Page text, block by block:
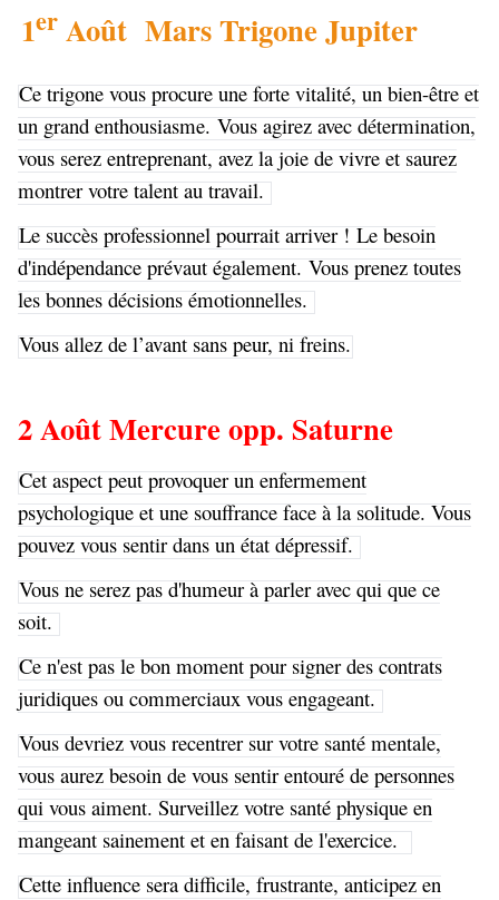
1er Août Mars Trigone Jupiter
Ce trigone vous procure une forte vitalité, un bien-être et
un grand enthousiasme. Vous agirez avec détermination,
vous serez entreprenant, avez la joie de vivre et saurez
montrer votre talent au travail.
Le succès professionnel pourrait arriver ! Le besoin
d'indépendance prévaut également. Vous prenez toutes
les bonnes décisions émotionnelles.
Vous allez de l’avant sans peur, ni freins.
2 Août Mercure opp. Saturne
Cet aspect peut provoquer un enfermement
psychologique et une souffrance face à la solitude. Vous
pouvez vous sentir dans un état dépressif.
Vous ne serez pas d'humeur à parler avec qui que ce
soit.
Ce n'est pas le bon moment pour signer des contrats
juridiques ou commerciaux vous engageant.
Vous devriez vous recentrer sur votre santé mentale,
vous aurez besoin de vous sentir entouré de personnes
qui vous aiment. Surveillez votre santé physique en
mangeant sainement et en faisant de l'exercice.
Cette influence sera difficile, frustrante, anticipez en